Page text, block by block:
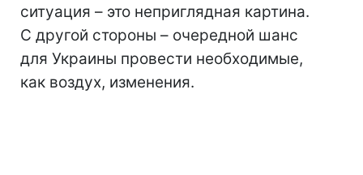
ситуация – это неприглядная картина.
С другой стороны – очередной шанс
для Украины провести необходимые,
как воздух, изменения.